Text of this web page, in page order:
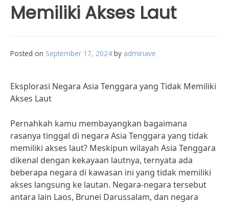
Memiliki Akses Laut
Posted on September 17, 2024 by adminave
Eksplorasi Negara Asia Tenggara yang Tidak Memiliki
Akses Laut
Pernahkah kamu membayangkan bagaimana
rasanya tinggal di negara Asia Tenggara yang tidak
memiliki akses laut? Meskipun wilayah Asia Tenggara
dikenal dengan kekayaan lautnya, ternyata ada
beberapa negara di kawasan ini yang tidak memiliki
akses langsung ke lautan. Negara-negara tersebut
antara lain Laos, Brunei Darussalam, dan negara